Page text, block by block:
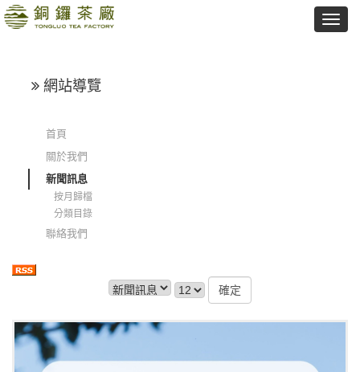
網站導覽
首頁
關於我們
新聞訊息
按月歸檔
分類目錄
聯絡我們